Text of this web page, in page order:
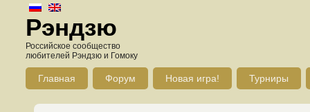
Рэндзю
Российское сообщество
любителей Рэндзю и Гомоку
Главная Форум Новая игра! Турниры